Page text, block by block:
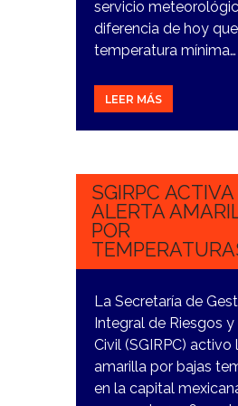
servicio
diferencia de hoy
temperatura mínima…
LEER MÁS
6
SGIRPC ACTIVA
ALERTA
POR
La Secretaría de
Integral de Riesgos
Civil (SGIRPC) activo
amarilla por bajas
en la capital